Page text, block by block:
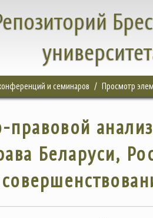
и семинаров Просмотр
правовой
Беларуси,